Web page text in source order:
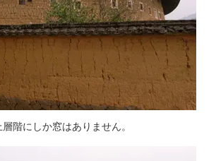
階にしか窓はありません。